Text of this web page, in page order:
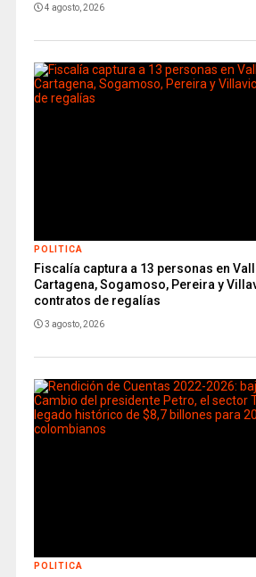
4 agosto, 2026
POLITICA
Fiscalía captura a 13 personas en
Cartagena, Sogamoso, Pereira y
contratos de regalías
3 agosto, 2026
POLITICA